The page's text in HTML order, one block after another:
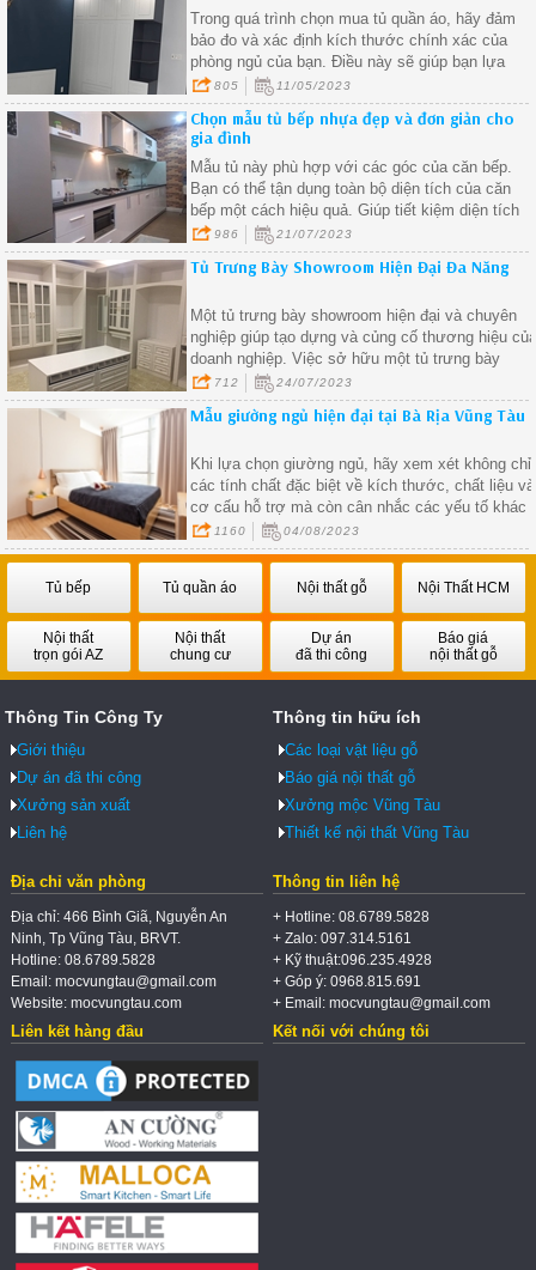
Trong quá trình chọn mua tủ quần áo, hãy đảm
bảo đo và xác định kích thước chính xác của
phòng ngủ của bạn. Điều này sẽ giúp bạn lựa
chọn một mẫu tủ phù hợp với không gian hiện
tránh việc mua sai kích thước và lãng phí không
gian
805 11/05/2023
Chọn mẫu tủ bếp nhựa đẹp và đơn giản cho
gia đình
Mẫu tủ này phù hợp với các góc của căn bếp.
Bạn có thể tận dụng toàn bộ diện tích của căn
bếp một cách hiệu quả. Giúp tiết kiệm diện tích
và tạo cảm giác rộng rãi cho không gian bếp. Các
ngăn kệ sẽ giúp bạn sắp xếp đồ dùng một cách
ngăn nắp và tiện lợi.
986 21/07/2023
Tủ Trưng Bày Showroom Hiện Đại Đa Năng
Một tủ trưng bày showroom hiện đại và chuyên
nghiệp giúp tạo dựng và củng cố thương hiệu
doanh nghiệp. Việc sở hữu một tủ trưng bày
showroom hiện đại đa năng giúp bạn tiết kiệm rất
nhiều thời gian và công sức trong việc bày trí
phẩm
712 24/07/2023
Mẫu giường ngủ hiện đại tại Bà Rịa Vũng Tàu
Khi lựa chọn giường ngủ, hãy xem xét không chỉ
các tính chất đặc biệt về kích thước, chất liệu và
cơ cấu hỗ trợ mà còn cân nhắc các yếu tố khác
như khả năng điều chỉnh, lưu trữ, thiết kế và tính
năng tiện ích.
1160 04/08/2023
Tủ bếp Tủ quần áo Nội thất gỗ Nội Thất HCM
Nội thất
trọn gói AZ
Nội thất
chung cư
Dự án
đã thi công
Báo giá
nội thất gỗ
Thông Tin Công Ty
Giới thiệu
Dự án đã thi công
Xưởng sản xuất
Liên hệ
Thông tin hữu ích
Các loại vật liệu gỗ
Báo giá nội thất gỗ
Xưởng mộc Vũng Tàu
Thiết kế nội thất Vũng Tàu
Địa chỉ văn phòng
Địa chỉ: 466 Bình Giã, Nguyễn An
Ninh, Tp Vũng Tàu, BRVT.
Hotline: 08.6789.5828
Email: mocvungtau@gmail.com
Website: mocvungtau.com
Thông tin liên hệ
+ Hotline: 08.6789.5828
+ Zalo: 097.314.5161
+ Kỹ thuật:096.235.4928
+ Góp ý: 0968.815.691
+ Email: mocvungtau@gmail.com
Liên kết hàng đầu Kết nối với chúng tôi